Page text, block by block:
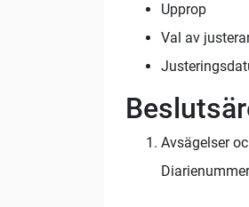
Upprop
Val av
Avsägelser